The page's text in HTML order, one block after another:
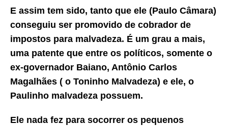
E assim tem sido, tanto que ele (Paulo Câmara)
conseguiu ser promovido de cobrador de
impostos para malvadeza. É um grau a mais,
uma patente que entre os políticos, somente o
ex-governador Baiano, Antônio Carlos
Magalhães ( o Toninho Malvadeza) e ele, o
Paulinho malvadeza possuem.
Ele nada fez para socorrer os pequenos